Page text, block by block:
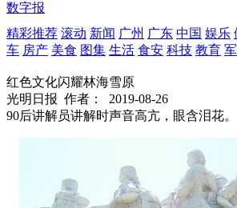
数字报
精彩推荐 滚动 新闻 广州 广东 中国 娱乐
车 房产 美食 图集 生活 食安 科技 教育
红色文化闪耀林海雪原
光明日报 作者：
2019-08-26
90后讲解员讲解时声音高亢，眼含泪花。